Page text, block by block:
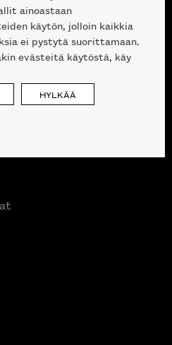
ainoastaan
käytön, jolloin kaikkia
ei pystytä suorittamaan.
evästeitä käytöstä, käy
HYLKÄÄ